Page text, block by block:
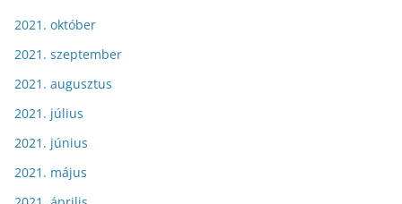
2021. október
2021. szeptember
2021. augusztus
2021. július
2021. június
2021. május